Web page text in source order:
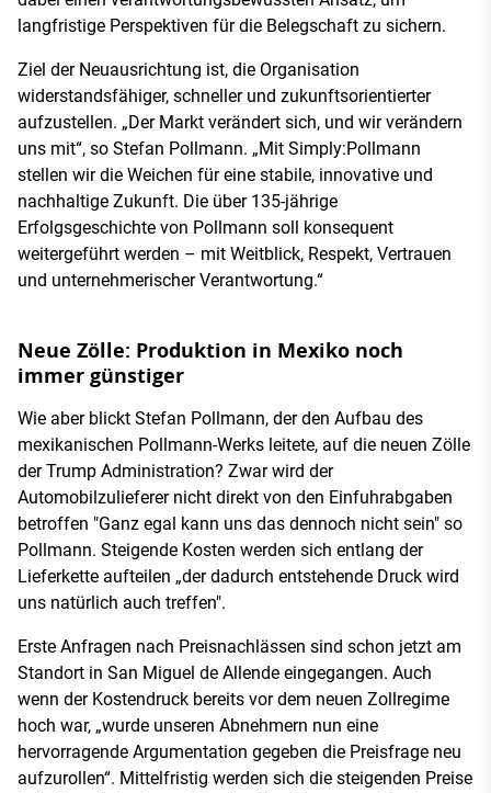
langfristige Perspektiven für die Belegschaft zu sichern.
Ziel der Neuausrichtung ist, die Organisation
widerstandsfähiger, schneller und zukunftsorientierter
aufzustellen. „Der Markt verändert sich, und wir verändern
uns mit“, so Stefan Pollmann. „Mit Simply:Pollmann
stellen wir die Weichen für eine stabile, innovative und
nachhaltige Zukunft. Die über 135-jährige
Erfolgsgeschichte von Pollmann soll konsequent
weitergeführt werden – mit Weitblick, Respekt, Vertrauen
und unternehmerischer Verantwortung.“
Neue Zölle: Produktion in Mexiko noch
immer günstiger
Wie aber blickt Stefan Pollmann, der den Aufbau des
mexikanischen Pollmann-Werks leitete, auf die neuen Zölle
der Trump Administration? Zwar wird der
Automobilzulieferer nicht direkt von den Einfuhrabgaben
betroffen "Ganz egal kann uns das dennoch nicht sein" so
Pollmann. Steigende Kosten werden sich entlang der
Lieferkette aufteilen „der dadurch entstehende Druck wird
uns natürlich auch treffen".
Erste Anfragen nach Preisnachlässen sind schon jetzt am
Standort in San Miguel de Allende eingegangen. Auch
wenn der Kostendruck bereits vor dem neuen Zollregime
hoch war, „wurde unseren Abnehmern nun eine
hervorragende Argumentation gegeben die Preisfrage neu
aufzurollen“. Mittelfristig werden sich die steigenden Preise